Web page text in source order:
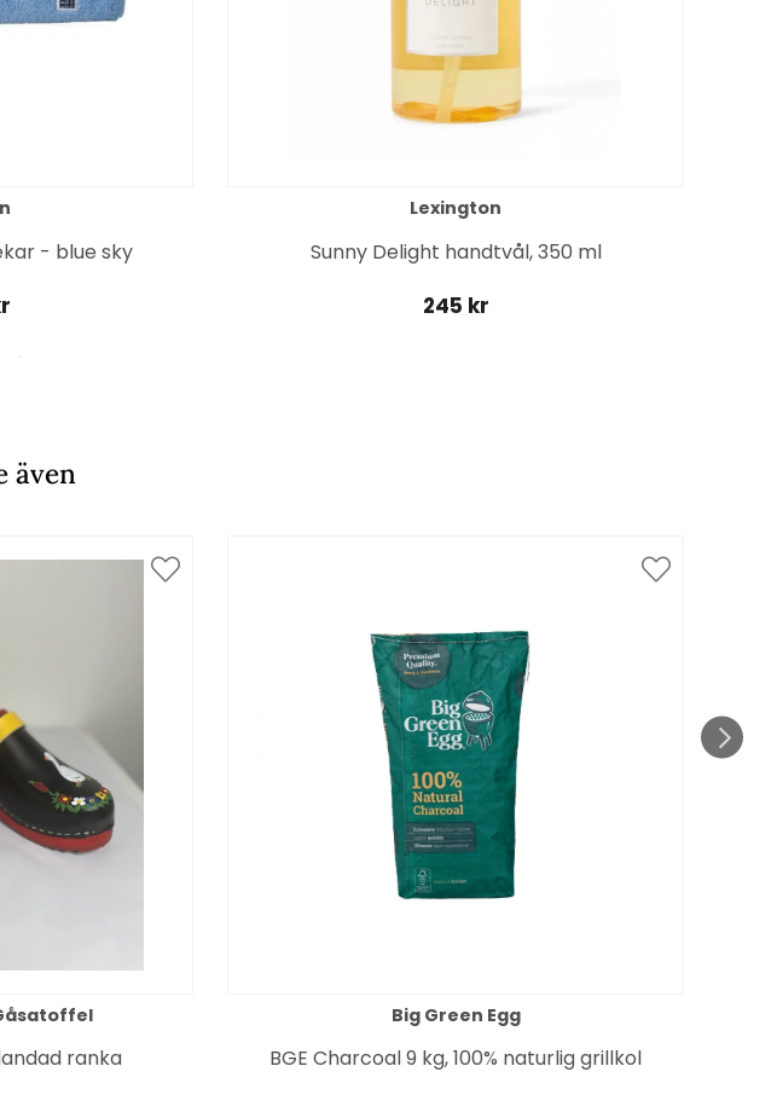
- blue sky
Lexington
Sunny Delight handtvål, 350 ml
245 kr
även
ranka
Big Green Egg
BGE Charcoal 9 kg, 100% naturlig grillkol